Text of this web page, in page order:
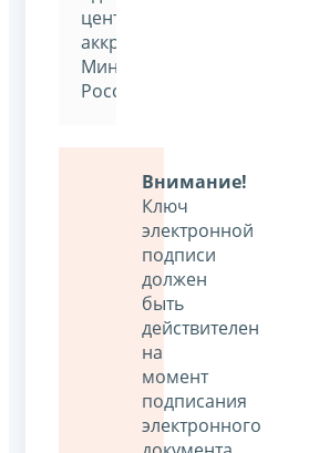
центре,
аккредитованным
Минкомсвязью
России
Внимание!
Ключ
электронной
подписи
должен
быть
действителен
на
момент
подписания
электронного